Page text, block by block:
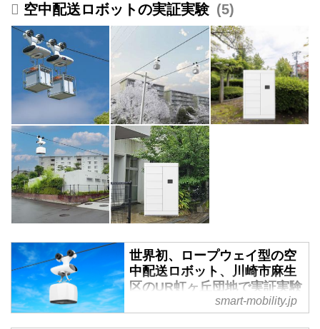
空中配送ロボットの実証実験 5
世界初、ロープウェイ型の空
中配送ロボット、川崎市麻生
区のUR虹ヶ丘団地で実証実験
を開始 - スマートモビリティ
JP
smart-mobility.jp